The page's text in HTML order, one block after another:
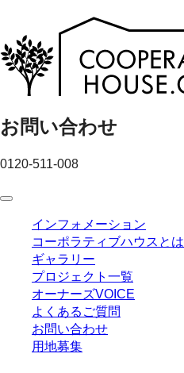
お問い合わせ
0120-511-008
インフォメーション
コーポラティブハウスとは
ギャラリー
プロジェクト一覧
オーナーズVOICE
よくあるご質問
お問い合わせ
用地募集